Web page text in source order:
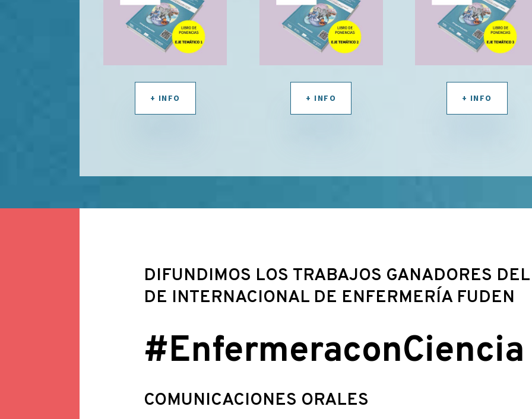
+ INFO + INFO + INFO
DIFUNDIMOS LOS TRABAJOS GANADORES
DE INTERNACIONAL DE ENFERMERÍA FUDEN
#EnfermeraconCiencia
COMUNICACIONES ORALES